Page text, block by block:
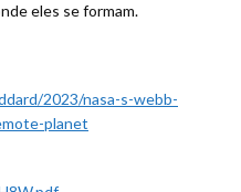
eles se formam.
2023/nasa-s-webb-
planet